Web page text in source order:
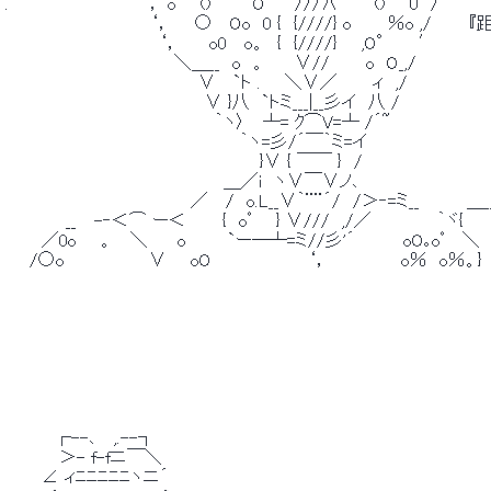
.　　　　　　　　　　　‘， o　　()　　　 O　　 ///∧　　　()　　0　/
‘，　　○　 Oo　0 {　{////} o　　　％o ,/　　　『距離が
‘，　　 o0　 o。　{　{////}　　,O°　　′
＼＿__　o　。　　 ∨//　　　o　O_,/
∨　 `ト .　　＼∨／　 　 ィ　,/
∨ }八　`トミ___|__彡イ　八 /
｀ヽ〉　 ┴= ｸ⌒V=┴ /´~
｀ヽ=彡/´￣｀ミ=イ
}∨ { ￣￣ }　/
＿／i　ヽ∨￣∨ノ､
／　 /　o.L__∨｀¨¨´/　/＞‐=ミ__　　 　 ＿
__　 -‐＜⌒ ー＜　　　{　oﾟ　　} ∨///　,/／　　　 　　｀ヾ{　　
／0o　　。　 ＼　　 o　　　 `ー―┴=ミ//彡'´　　　　oO｡oﾟ 　＼
/○o　　　　　　　∨　　oO　　　　　　　　‘，　　　　　　o％　o％。}
┌--､　 ,.--┐
＞- f-fニ￣＼
∠ ィﾆﾆﾆﾆﾆヽニ´